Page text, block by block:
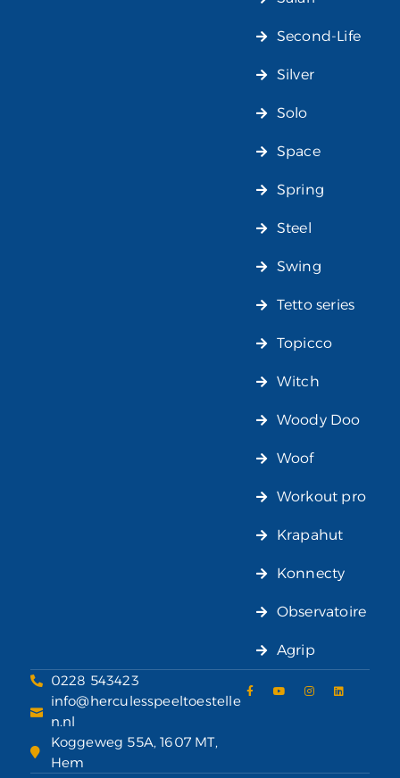
Second-Life
Silver
Solo
Space
Spring
Steel
Swing
Tetto series
Topicco
Witch
Woody Doo
Woof
Workout pro
Krapahut
Konnecty
Observatoire
Agrip
0228 543423
info@herculesspeeltoestelle
n.nl
Koggeweg 55A, 1607 MT,
Hem